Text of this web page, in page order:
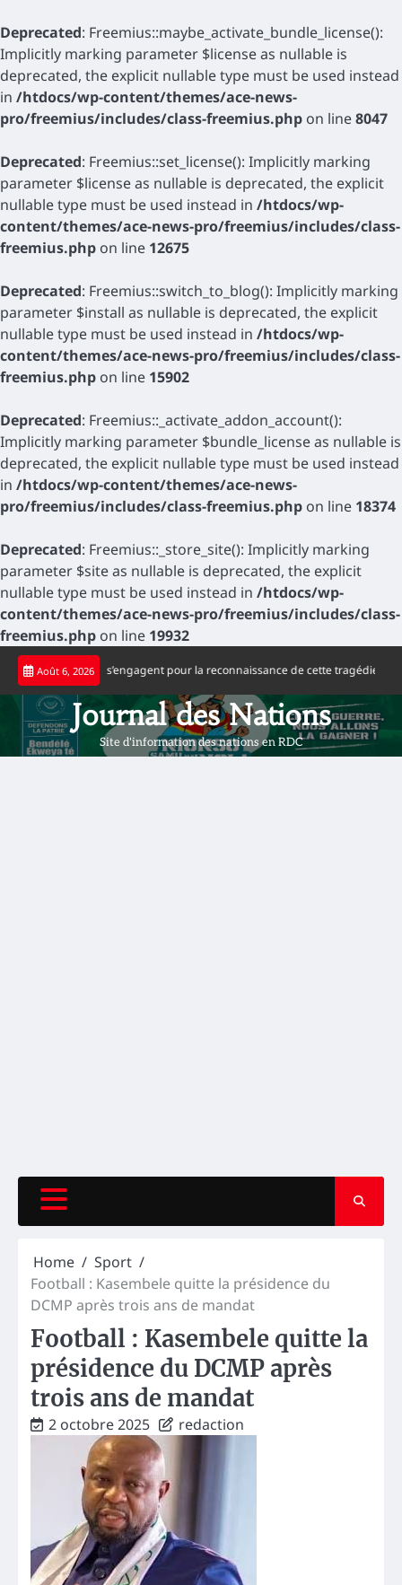
Deprecated: Freemius::maybe_activate_bundle_license():
Implicitly marking parameter $license as nullable is
deprecated, the explicit nullable type must be used instead
in /htdocs/wp-content/themes/ace-news-
pro/freemius/includes/class-freemius.php on line8047
Deprecated: Freemius::set_license(): Implicitly marking
parameter $license as nullable is deprecated, the explicit
nullable type must be used instead in /htdocs/wp-
content/themes/ace-news-pro/freemius/includes/class-
freemius.php on line 12675
Deprecated: Freemius::switch_to_blog(): Implicitly marking
parameter $install as nullable is deprecated, the explicit
nullable type must be used instead in /htdocs/wp-
content/themes/ace-news-pro/freemius/includes/class-
freemius.php on line 15902
Deprecated: Freemius::_activate_addon_account():
Implicitly marking parameter $bundle_license as nullable is
deprecated, the explicit nullable type must be used instead
in /htdocs/wp-content/themes/ace-news-
pro/freemius/includes/class-freemius.php on line 18374
Deprecated: Freemius::_store_site(): Implicitly marking
parameter $site as nullable is deprecated, the explicit
nullable type must be used instead in /htdocs/wp-
content/themes/ace-news-pro/freemius/includes/class-
freemius.php on line 19932
Skip
content
Août 6, 2026
s’engagent pour la reconnaissance de cette tragédie Football :
Journal des Nations
Site d'information des nations en RDC
Home
Sport
Football : Kasembele quitte la présidence du
DCMP après trois ans de mandat
Football : Kasembele quitte la
présidence du DCMP après
trois ans de mandat
2 octobre 2025 redaction